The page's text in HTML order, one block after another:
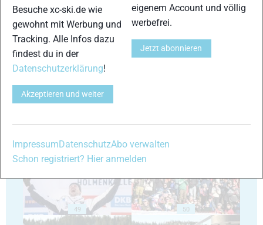
45 46
47 48
49 50
Besuche xc-ski.de wie
gewohnt mit Werbung und
Tracking. Alle Infos dazu
findest du in der
Datenschutzerklärung!
Akzeptieren und weiter
eigenem Account und völlig
werbefrei.
Jetzt abonnieren
ImpressumDatenschutzAbo verwalten
Schon registriert? Hier anmelden